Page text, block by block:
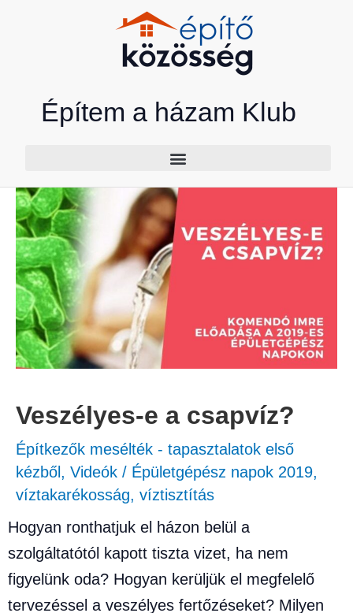
Építem a házam Klub
Veszélyes-e a csapvíz?
Építkezők mesélték - tapasztalatok első
kézből, Videók / Épületgépész napok 2019,
víztakarékosság, víztisztítás
Hogyan ronthatjuk el házon belül a
szolgáltatótól kapott tiszta vizet, ha nem
figyelünk oda? Hogyan kerüljük el megfelelő
tervezéssel a veszélyes fertőzéseket? Milyen